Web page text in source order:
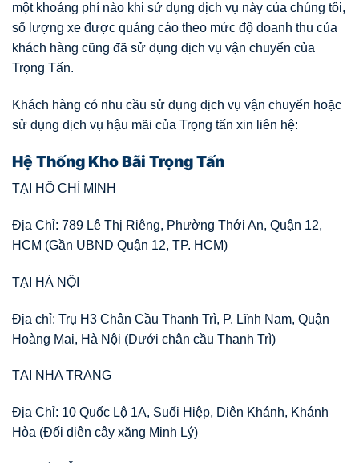
một khoảng phí nào khi sử dụng dịch vụ này của chúng tôi,
số lượng xe được quảng cáo theo mức độ doanh thu của
khách hàng cũng đã sử dụng dịch vụ vận chuyển của
Trọng Tấn.
Khách hàng có nhu cầu sử dụng dịch vụ vận chuyển hoặc
sử dụng dịch vụ hậu mãi của Trọng tấn xin liên hệ:
Hệ Thống Kho Bãi Trọng Tấn
TẠI HỒ CHÍ MINH
Địa Chỉ: 789 Lê Thị Riêng, Phường Thới An, Quận 12,
HCM (Gần UBND Quận 12, TP. HCM)
TẠI HÀ NỘI
Địa chỉ: Trụ H3 Chân Cầu Thanh Trì, P. Lĩnh Nam, Quận
Hoàng Mai, Hà Nội (Dưới chân cầu Thanh Trì)
TẠI NHA TRANG
Địa Chỉ: 10 Quốc Lộ 1A, Suối Hiệp, Diên Khánh, Khánh
Hòa (Đối diện cây xăng Minh Lý)